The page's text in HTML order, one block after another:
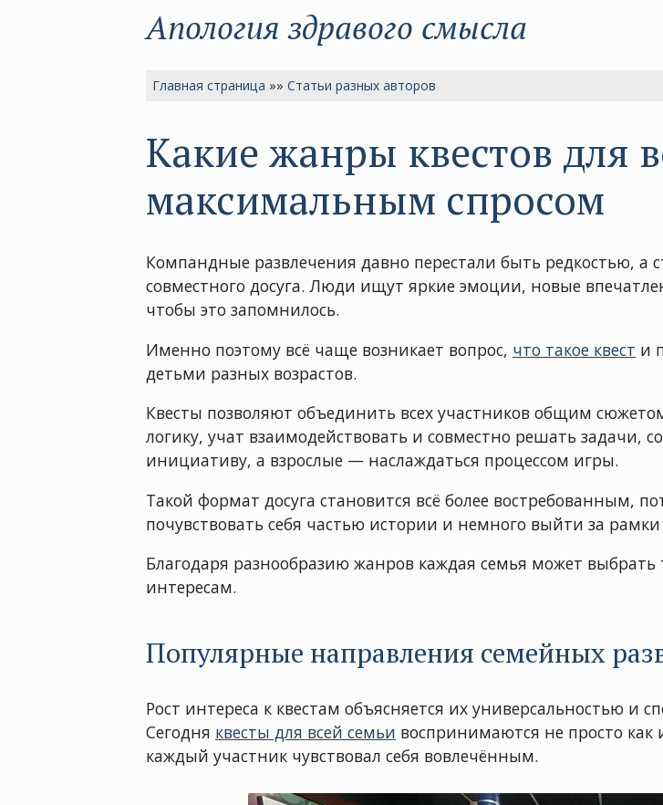
Апология здравого смысла
Главная страница »» Статьи разных авторов
Какие жанры квестов для
максимальным спросом
Компандные развлечения давно перестали быть редкостью,
совместного досуга. Люди ищут яркие эмоции, новые
чтобы это запомнилось.
Именно поэтому всё чаще возникает вопрос, что такое квест и
детьми разных возрастов.
Квесты позволяют объединить всех участников общим
логику, учат взаимодействовать и совместно решать задачи,
инициативу, а взрослые — наслаждаться процессом игры.
Такой формат досуга становится всё более востребованным,
почувствовать себя частью истории и немного выйти за
Благодаря разнообразию жанров каждая семья может
интересам.
Популярные направления семейных
Рост интереса к квестам объясняется их универсальностью и
Сегодня квесты для всей семьи воспринимаются не просто как
каждый участник чувствовал себя вовлечённым.